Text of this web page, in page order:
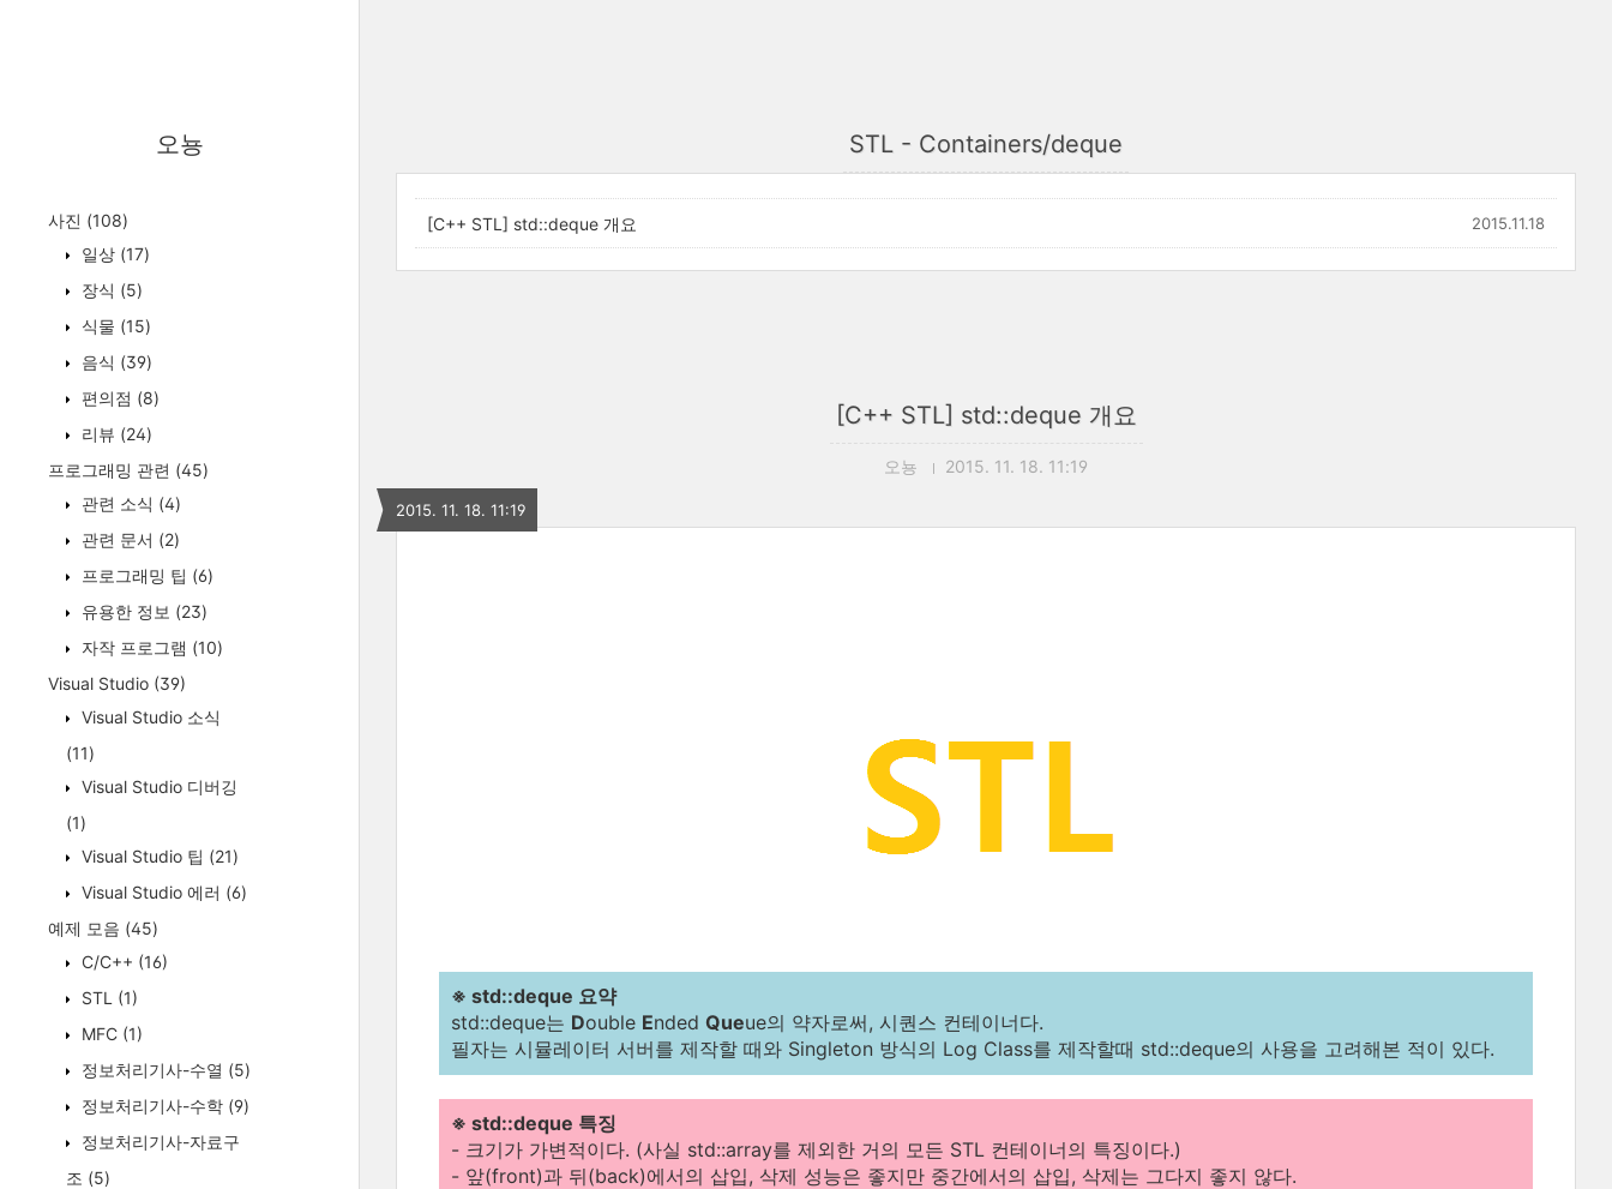
오뇽
사진 (108)
일상 (17)
장식 (5)
식물 (15)
음식 (39)
편의점 (8)
리뷰 (24)
프로그래밍 관련 (45)
관련 소식 (4)
관련 문서 (2)
프로그래밍 팁 (6)
유용한 정보 (23)
자작 프로그램 (10)
Visual Studio (39)
Visual Studio 소식
(11)
Visual Studio 디버깅
(1)
Visual Studio 팁 (21)
Visual Studio 에러 (6)
예제 모음 (45)
C/C++ (16)
STL (1)
MFC (1)
정보처리기사-수열 (5)
정보처리기사-수학 (9)
정보처리기사-자료구
조 (5)
STL - Containers/deque
[C++ STL] std::deque 개요 2015.11.18
[C++ STL] std::deque 개요
오뇽 2015. 11. 18. 11:19
2015. 11. 18. 11:19
※ std::deque 요약
std::deque는 Double Ended Queue의 약자로써, 시퀀스 컨테이너다.
필자는 시뮬레이터 서버를 제작할 때와 Singleton 방식의 Log Class를 제작할때 std::deque의 사용을 고려해본 적이 있다.
※ std::deque 특징
- 크기가 가변적이다. (사실 std::array를 제외한 거의 모든 STL 컨테이너의 특징이다.)
- 앞(front)과 뒤(back)에서의 삽입, 삭제 성능은 좋지만 중간에서의 삽입, 삭제는 그다지 좋지 않다.